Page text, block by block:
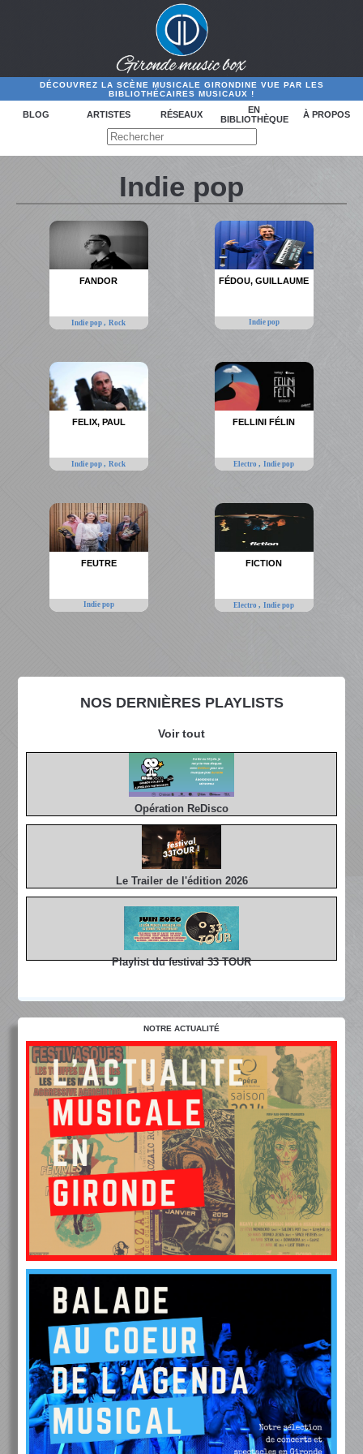
DÉCOUVREZ LA SCÈNE MUSICALE GIRONDINE VUE PAR LES
BIBLIOTHÉCAIRES MUSICAUX !
BLOG ARTISTES RÉSEAUX
EN
BIBLIOTHÈQUE
À PROPOS
NOS DERNIÈRES PLAYLISTS
Voir tout
Opération ReDisco
Le Trailer de l'édition 2026
Playlist du festival 33 TOUR
Indie pop
FANDOR
Indie pop,Rock
FÉDOU, GUILLAUME
Indie pop
FELIX, PAUL
Indie pop,Rock
FELLINI FÉLIN
Electro,Indie pop
FEUTRE
Indie pop
FICTION
Electro,Indie pop
NOTRE ACTUALITÉ